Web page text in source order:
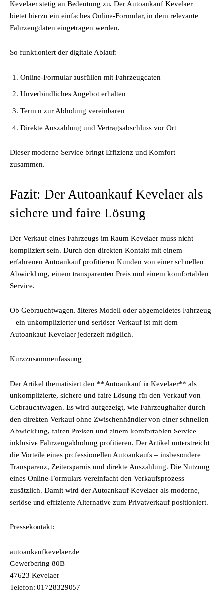
Kevelaer stetig an Bedeutung zu. Der Autoankauf Kevelaer
bietet hierzu ein einfaches Online-Formular, in dem relevante
Fahrzeugdaten eingetragen werden.
So funktioniert der digitale Ablauf:
Online-Formular ausfüllen mit Fahrzeugdaten
Unverbindliches Angebot erhalten
Termin zur Abholung vereinbaren
Direkte Auszahlung und Vertragsabschluss vor Ort
Dieser moderne Service bringt Effizienz und Komfort
zusammen.
Fazit: Der Autoankauf Kevelaer als
sichere und faire Lösung
Der Verkauf eines Fahrzeugs im Raum Kevelaer muss nicht
kompliziert sein. Durch den direkten Kontakt mit einem
erfahrenen Autoankauf profitieren Kunden von einer schnellen
Abwicklung, einem transparenten Preis und einem komfortablen
Service.
Ob Gebrauchtwagen, älteres Modell oder abgemeldetes Fahrzeug
– ein unkomplizierter und seriöser Verkauf ist mit dem
Autoankauf Kevelaer jederzeit möglich.
Kurzzusammenfassung
Der Artikel thematisiert den **Autoankauf in Kevelaer** als
unkomplizierte, sichere und faire Lösung für den Verkauf von
Gebrauchtwagen. Es wird aufgezeigt, wie Fahrzeughalter durch
den direkten Verkauf ohne Zwischenhändler von einer schnellen
Abwicklung, fairen Preisen und einem komfortablen Service
inklusive Fahrzeugabholung profitieren. Der Artikel unterstreicht
die Vorteile eines professionellen Autoankaufs – insbesondere
Transparenz, Zeitersparnis und direkte Auszahlung. Die Nutzung
eines Online-Formulars vereinfacht den Verkaufsprozess
zusätzlich. Damit wird der Autoankauf Kevelaer als moderne,
seriöse und effiziente Alternative zum Privatverkauf positioniert.
Pressekontakt:
autoankaufkevelaer.de
Gewerbering 80B
47623 Kevelaer
Telefon: 01728329057